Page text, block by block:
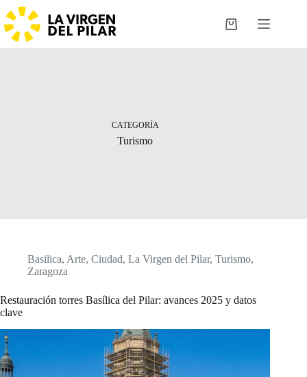
Saltar
al
contenido
Carro
CATEGORÍA
Turismo
Basilica, Arte, Ciudad, La Virgen del Pilar, Turismo,
Zaragoza
Restauración torres Basílica del Pilar: avances 2025 y datos
clave